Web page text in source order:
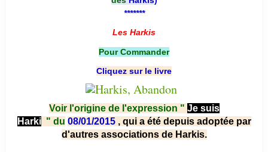
*******
Les Harkis
Pour Commander
Cliquez sur le livre
Voir l'origine de l'expression " Je suis
Harki " du 08/01/2015 , qui a été depuis adoptée par
d'autres associations de Harkis.